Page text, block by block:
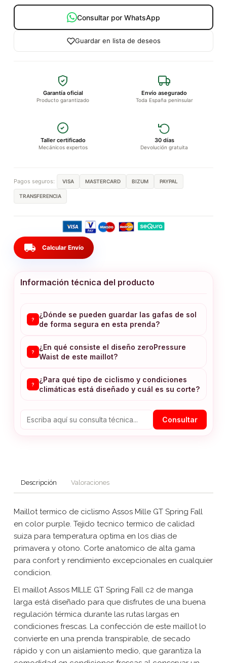
Consultar por WhatsApp
Guardar en lista de deseos
Garantía oficial
Producto garantizado
Envío asegurado
Toda España peninsular
Taller certificado
Mecánicos expertos
30 días
Devolución gratuita
Pagos seguros: VISA MASTERCARD BIZUM PAYPAL
TRANSFERENCIA
local_shipping Calcular Envío
Información técnica del producto
?
¿Dónde se pueden guardar las gafas de sol
de forma segura en esta prenda?
?
¿En qué consiste el diseño zeroPressure
Waist de este maillot?
?
¿Para qué tipo de ciclismo y condiciones
climáticas está diseñado y cuál es su corte?
Consultar
Descripción Valoraciones
Maillot termico de ciclismo Assos Mille GT Spring Fall
en color purple. Tejido tecnico termico de calidad
suiza para temperatura optima en los dias de
primavera y otono. Corte anatomico de alta gama
para confort y rendimiento excepcionales en cualquier
condicion.
El maillot Assos MILLE GT Spring Fall c2 de manga
larga está diseñado para que disfrutes de una buena
regulación térmica durante las rutas largas en
condiciones frescas. La confección de este maillot lo
convierte en una prenda transpirable, de secado
rápido y con un aislamiento medio, que garantiza la